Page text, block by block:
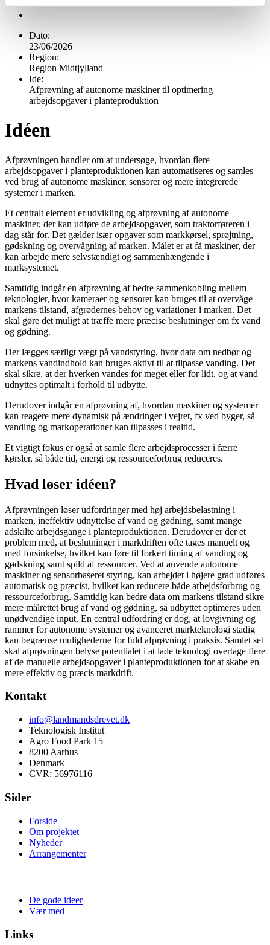
Dato:
23/06/2026
Region:
Region Midtjylland
Ide:
Afprøvning af autonome maskiner til optimering
arbejdsopgaver i planteproduktion
Idéen
Afprøvningen handler om at undersøge, hvordan flere
arbejdsopgaver i planteproduktionen kan automatiseres og samles
ved brug af autonome maskiner, sensorer og mere integrerede
systemer i marken.
Et centralt element er udvikling og afprøvning af autonome
maskiner, der kan udføre de arbejdsopgaver, som traktorføreren i
dag står for. Det gælder især opgaver som markkørsel, sprøjtning,
gødskning og overvågning af marken. Målet er at få maskiner, der
kan arbejde mere selvstændigt og sammenhængende i
marksystemet.
Samtidig indgår en afprøvning af bedre sammenkobling mellem
teknologier, hvor kameraer og sensorer kan bruges til at overvåge
markens tilstand, afgrødernes behov og variationer i marken. Det
skal gøre det muligt at træffe mere præcise beslutninger om fx vand
og gødning.
Der lægges særligt vægt på vandstyring, hvor data om nedbør og
markens vandindhold kan bruges aktivt til at tilpasse vanding. Det
skal sikre, at der hverken vandes for meget eller for lidt, og at vand
udnyttes optimalt i forhold til udbytte.
Derudover indgår en afprøvning af, hvordan maskiner og systemer
kan reagere mere dynamisk på ændringer i vejret, fx ved byger, så
vanding og markoperationer kan tilpasses i realtid.
Et vigtigt fokus er også at samle flere arbejdsprocesser i færre
kørsler, så både tid, energi og ressourceforbrug reduceres.
Hvad løser idéen?
Afprøvningen løser udfordringer med høj arbejdsbelastning i
marken, ineffektiv udnyttelse af vand og gødning, samt mange
adskilte arbejdsgange i planteproduktionen. Derudover er der et
problem med, at beslutninger i markdriften ofte tages manuelt og
med forsinkelse, hvilket kan føre til forkert timing af vanding og
gødskning samt spild af ressourcer. Ved at anvende autonome
maskiner og sensorbaseret styring, kan arbejdet i højere grad udføres
automatisk og præcist, hvilket kan reducere både arbejdsforbrug og
ressourceforbrug. Samtidig kan bedre data om markens tilstand sikre
mere målrettet brug af vand og gødning, så udbyttet optimeres uden
unødvendige input. En central udfordring er dog, at lovgivning og
rammer for autonome systemer og avanceret markteknologi stadig
kan begrænse mulighederne for fuld afprøvning i praksis. Samlet set
skal afprøvningen belyse potentialet i at lade teknologi overtage flere
af de manuelle arbejdsopgaver i planteproduktionen for at skabe en
mere effektiv og præcis markdrift.
Kontakt
info@landmandsdrevet.dk
Teknologisk Institut
Agro Food Park 15
8200 Aarhus
Denmark
CVR: 56976116
Sider
Forside
Om projektet
Nyheder
Arrangementer
De gode ideer
Vær med
Links